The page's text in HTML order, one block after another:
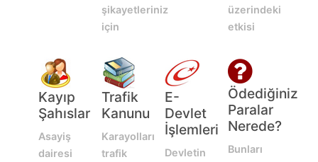
şikayetleriniz
için
üzerindeki
etkisi
Kayıp
Şahıslar
Asayiş
dairesi
Trafik
Kanunu
Karayolları
trafik
E-
Devlet
İşlemleri
Devletin
Ödediğiniz
Paralar
Nerede?
Bunları